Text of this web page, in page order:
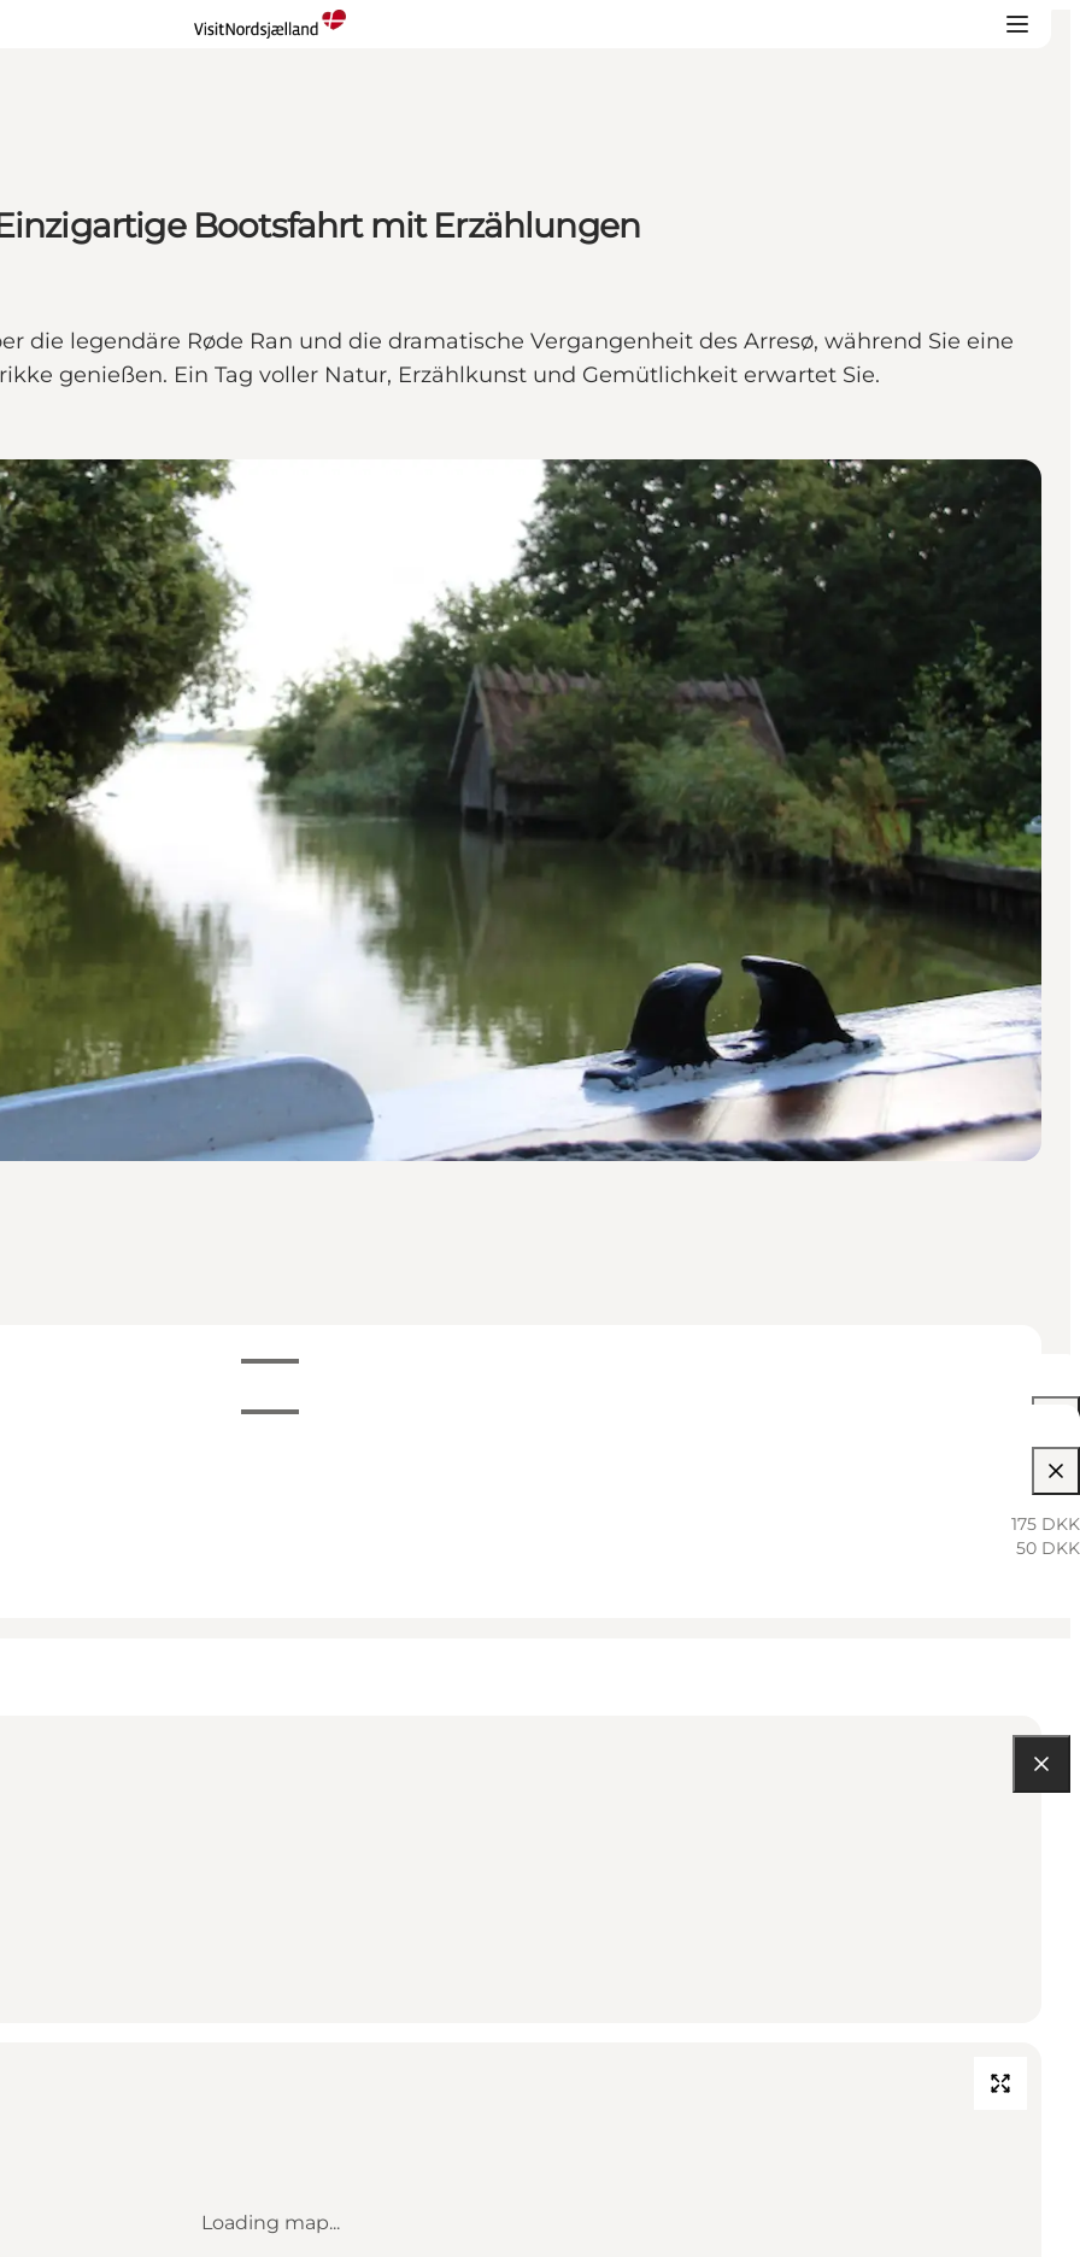
Bootsfahrt mit Erzählungen
die legendäre Røde Ran und die dramatische Vergangenheit des Arresø, während Sie eine
genießen. Ein Tag voller Natur, Erzählkunst und Gemütlichkeit erwartet Sie.
03:30 PM–06:30 PM
175 DKK
50 DKK
Loading map...